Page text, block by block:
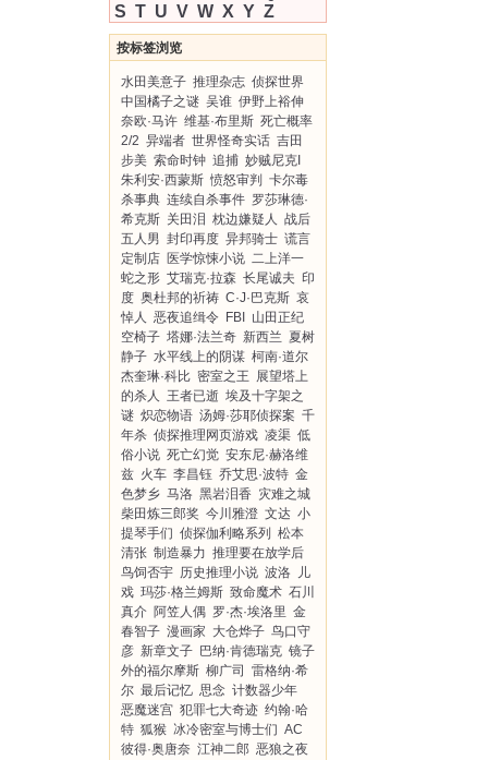
S T U V W X Y Z
按标签浏览
水田美意子 推理杂志 侦探世界
中国橘子之谜 吴谁 伊野上裕伸
奈欧·马许 维基·布里斯 死亡概率
2/2 异端者 世界怪奇实话 吉田
步美 索命时钟 追捕 妙贼尼克I
朱利安·西蒙斯 愤怒审判
卡尔毒
杀事典 连续自杀事件 罗莎琳德·
希克斯 关田泪 枕边嫌疑人 战后
五人男 封印再度 异邦骑士 谎言
定制店 医学惊悚小说 二上洋一
蛇之形 艾瑞克·拉森 长尾诚夫 印
度 奥杜邦的祈祷 C·J·巴克斯 哀
悼人 恶夜追缉令 FBI
山田正纪
空椅子 塔娜·法兰奇 新西兰 夏树
静子 水平线上的阴谋 柯南·道尔
杰奎琳·科比 密室之王 展望塔上
的杀人
王者已逝 埃及十字架之
谜 炽恋物语 汤姆·莎耶侦探案 千
年杀 侦探推理网页游戏 凌渠 低
俗小说 死亡幻觉 安东尼·赫洛维
兹 火车 李昌钰 乔艾思·波特 金
色梦乡 马洛 黑岩泪香 灾难之城
柴田炼三郎奖 今川雅澄 文达 小
提琴手们 侦探伽利略系列
松本
清张 制造暴力 推理要在放学后
鸟饲否宇 历史推理小说 波洛 儿
戏 玛莎·格兰姆斯 致命魔术 石川
真介 阿笠人偶 罗·杰·埃洛里 金
春智子 漫画家 大仓烨子 鸟口守
彦 新章文子 巴纳·肯德瑞克 镜子
外的福尔摩斯 柳广司
雷格纳·希
尔 最后记忆 思念 计数器少年
恶魔迷宫 犯罪七大奇迹 约翰·哈
特 狐猴 冰冷密室与博士们 AC
彼得·奥唐奈 江神二郎 恶狼之夜